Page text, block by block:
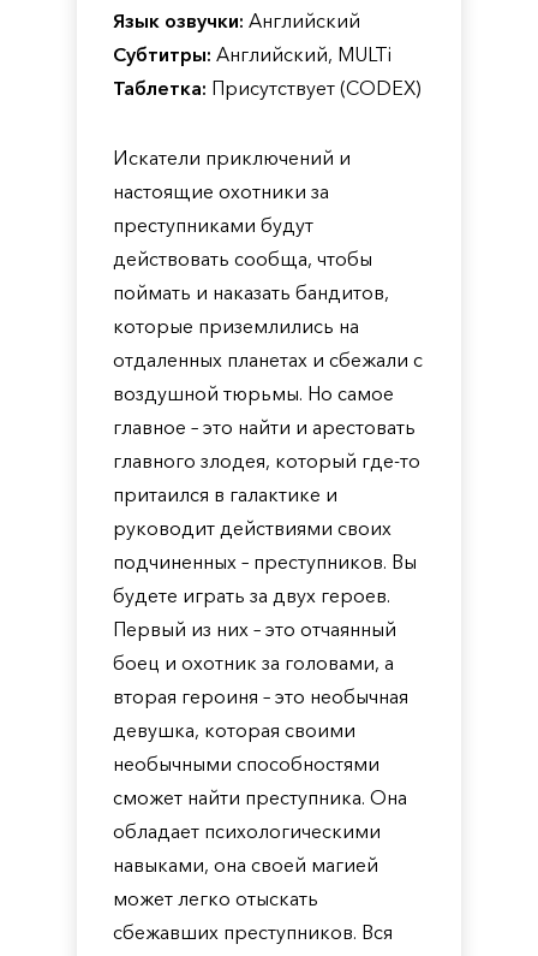
Язык озвучки: Английский
Субтитры: Английский, MULTi
Таблетка: Присутствует (CODEX)
Искатели приключений и
настоящие охотники за
преступниками будут
действовать сообща, чтобы
поймать и наказать бандитов,
которые приземлились на
отдаленных планетах и сбежали с
воздушной тюрьмы. Но самое
главное – это найти и арестовать
главного злодея, который где-то
притаился в галактике и
руководит действиями своих
подчиненных – преступников. Вы
будете играть за двух героев.
Первый из них – это отчаянный
боец и охотник за головами, а
вторая героиня – это необычная
девушка, которая своими
необычными способностями
сможет найти преступника. Она
обладает психологическими
навыками, она своей магией
может легко отыскать
сбежавших преступников. Вся